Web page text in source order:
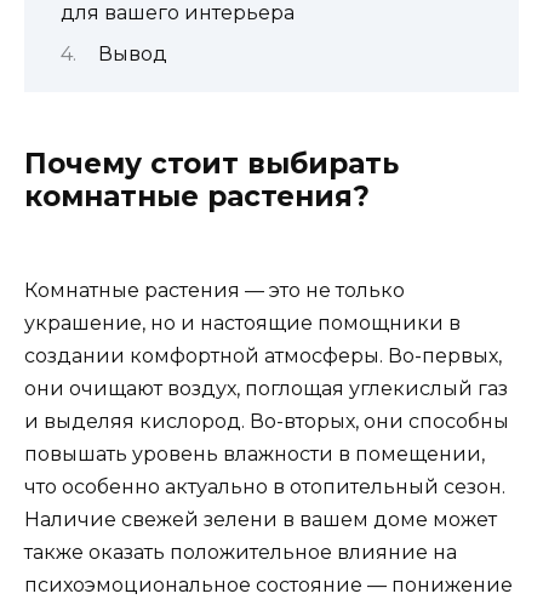
для вашего интерьера
Вывод
Почему стоит выбирать
комнатные растения?
Комнатные растения — это не только
украшение, но и настоящие помощники в
создании комфортной атмосферы. Во-первых,
они очищают воздух, поглощая углекислый газ
и выделяя кислород. Во-вторых, они способны
повышать уровень влажности в помещении,
что особенно актуально в отопительный сезон.
Наличие свежей зелени в вашем доме может
также оказать положительное влияние на
психоэмоциональное состояние — понижение